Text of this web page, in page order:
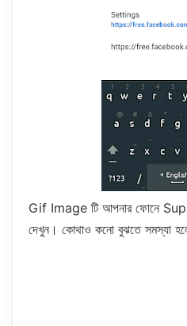
Gif Image টি আপনার ফোনে
দেখুন। কোথাও কনো বুঝতে সমস্যা